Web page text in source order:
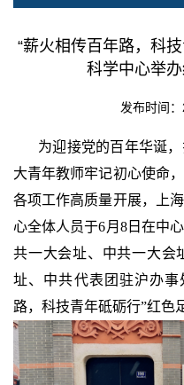
“薪火相传百年路，科
科学中心举
发布时间
为迎接党的百年华诞
大青年教师牢记初心使命
各项工作高质量开展，上
心全体人员于6月8日在中
共一大会址、中共一大会
址、中共代表团驻沪办
路，科技青年砥砺行”红色